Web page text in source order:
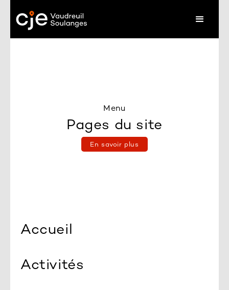
Menu
Pages du site
En savoir plus
Accueil
Activités